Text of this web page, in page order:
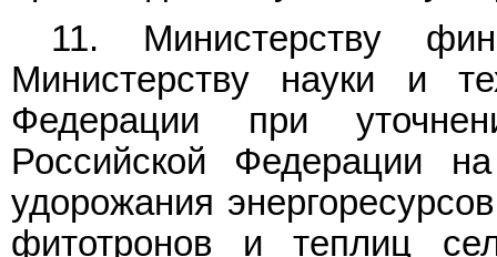
11. Министерству
Министерству науки и
Федерации при
Российской Федерации
удорожания
фитотронов и теплиц